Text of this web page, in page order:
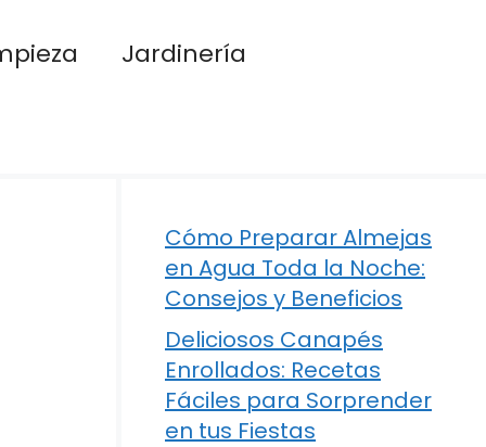
Jardinería
Cómo Preparar Almejas
en Agua Toda la Noche:
Consejos y Beneficios
Deliciosos Canapés
Enrollados: Recetas
Fáciles para Sorprender
en tus Fiestas